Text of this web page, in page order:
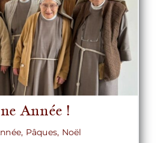
Année !
Pâques, Noël